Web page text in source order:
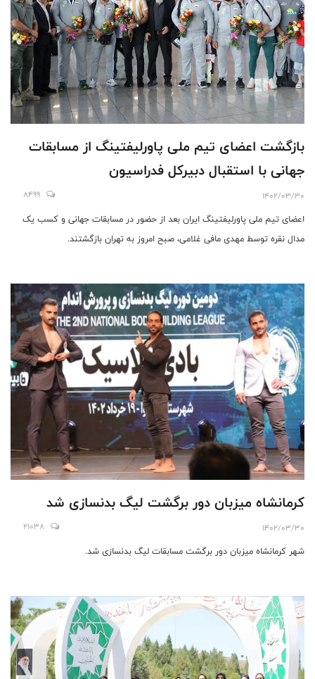
بازگشت اعضای تیم ملی پاورلیفتینگ از مسابقات
جهانی با استقبال دبیرکل فدراسیون
1402/03/30
8499
اعضای تیم ملی پاورلیفتینگ ایران بعد از حضور در مسابقات جهانی و کسب یک
مدال نقره توسط مهدی مافی غلامی، صبح امروز به تهران بازگشتند.
کرمانشاه میزبان دور برگشت لیگ بدنسازی شد
1402/03/30
21038
شهر کرمانشاه میزبان دور برگشت مسابقات لیگ بدنسازی شد.